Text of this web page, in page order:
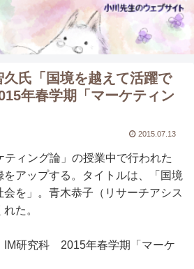
久氏「国境を越えて活躍で
年春学期「マーケティン
2015.07.13
ィング論」の授業中で行われた
アップする。タイトルは、「国境
会を」。青木恭子（リサーチアシス
た。
研究科 2015年春学期「マーケ